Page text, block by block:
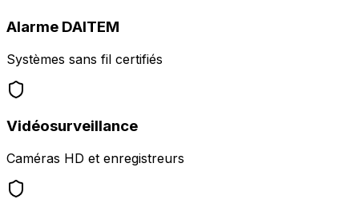
Alarme DAITEM
Systèmes sans fil certifiés
Vidéosurveillance
Caméras HD et enregistreurs